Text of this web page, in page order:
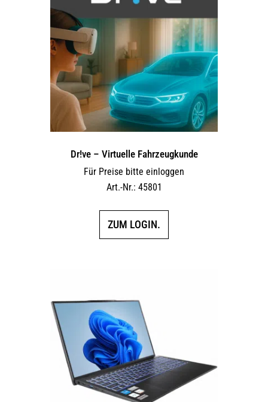
Dr!ve – Virtuelle Fahrzeugkunde
Für Preise bitte einloggen
Art.-Nr.: 45801
ZUM LOGIN.